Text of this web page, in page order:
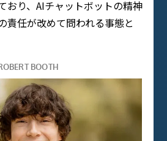
おり、AIチャットボットの精神
責任が改めて問われる事態と